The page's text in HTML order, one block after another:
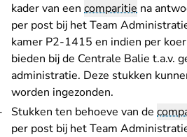
kader van een comparitie na
per post bij het Team
kamer P2-1415 en indien per
bieden bij de Centrale Balie t.a.v.
administratie. Deze stukken
worden ingezonden.
Stukken ten behoeve van de
per post bij het Team